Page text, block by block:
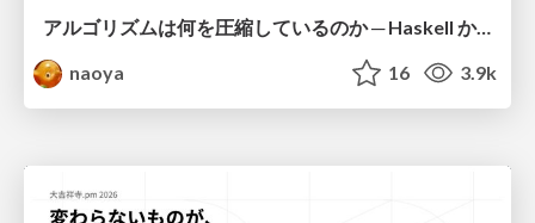
アルゴリズムは何を圧縮しているのか ─ Haskell から育った「圧縮代数」というメンタルモデル
naoya
16 3.9k